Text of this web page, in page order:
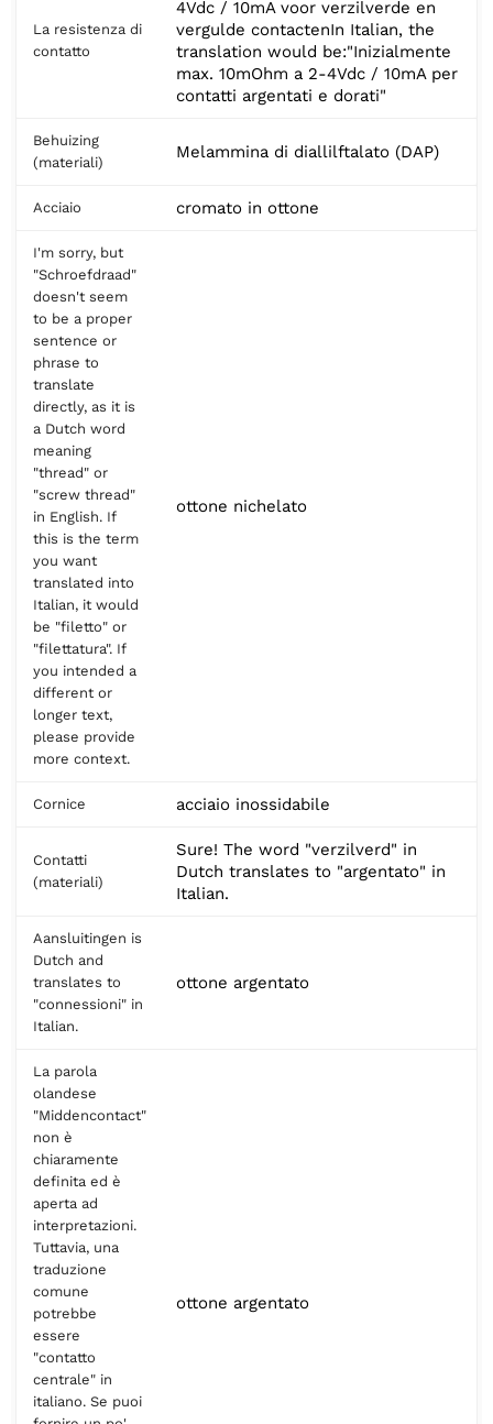
La resistenza di
contatto
4Vdc / 10mA voor verzilverde en
vergulde contactenIn Italian, the
translation would be:"Inizialmente
max. 10mOhm a 2-4Vdc / 10mA per
contatti argentati e dorati"
Behuizing
(materiali)
Melammina di diallilftalato (DAP)
Acciaio cromato in ottone
I'm sorry, but
"Schroefdraad"
doesn't seem
to be a proper
sentence or
phrase to
translate
directly, as it is
a Dutch word
meaning
"thread" or
"screw thread"
in English. If
this is the term
you want
translated into
Italian, it would
be "filetto" or
"filettatura". If
you intended a
different or
longer text,
please provide
more context.
ottone nichelato
Cornice acciaio inossidabile
Contatti
(materiali)
Sure! The word "verzilverd" in
Dutch translates to "argentato" in
Italian.
Aansluitingen is
Dutch and
translates to
"connessioni" in
Italian.
ottone argentato
La parola
olandese
"Middencontact"
non è
chiaramente
definita ed è
aperta ad
interpretazioni.
Tuttavia, una
traduzione
comune
potrebbe
essere
"contatto
centrale" in
italiano. Se puoi
ottone argentato